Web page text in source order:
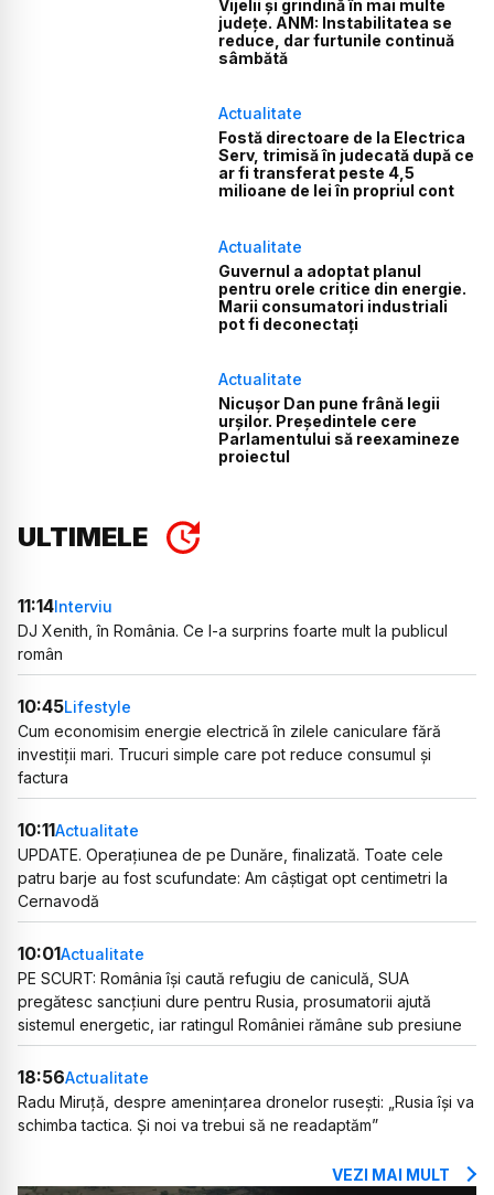
Vijelii și grindină în mai multe
județe. ANM: Instabilitatea se
reduce, dar furtunile continuă
sâmbătă
Actualitate
Fostă directoare de la Electrica
Serv, trimisă în judecată după ce
ar fi transferat peste 4,5
milioane de lei în propriul cont
Actualitate
Guvernul a adoptat planul
pentru orele critice din energie.
Marii consumatori industriali
pot fi deconectați
Actualitate
Nicușor Dan pune frână legii
urșilor. Președintele cere
Parlamentului să reexamineze
proiectul
ULTIMELE
11:14Interviu
DJ Xenith, în România. Ce l-a surprins foarte mult la publicul
român
10:45Lifestyle
Cum economisim energie electrică în zilele caniculare fără
investiții mari. Trucuri simple care pot reduce consumul și
factura
10:11Actualitate
UPDATE. Operațiunea de pe Dunăre, finalizată. Toate cele
patru barje au fost scufundate: Am câștigat opt centimetri la
Cernavodă
10:01Actualitate
PE SCURT: România își caută refugiu de caniculă, SUA
pregătesc sancțiuni dure pentru Rusia, prosumatorii ajută
sistemul energetic, iar ratingul României rămâne sub presiune
18:56Actualitate
Radu Miruță, despre amenințarea dronelor rusești: „Rusia își va
schimba tactica. Și noi va trebui să ne readaptăm”
VEZI MAI MULT